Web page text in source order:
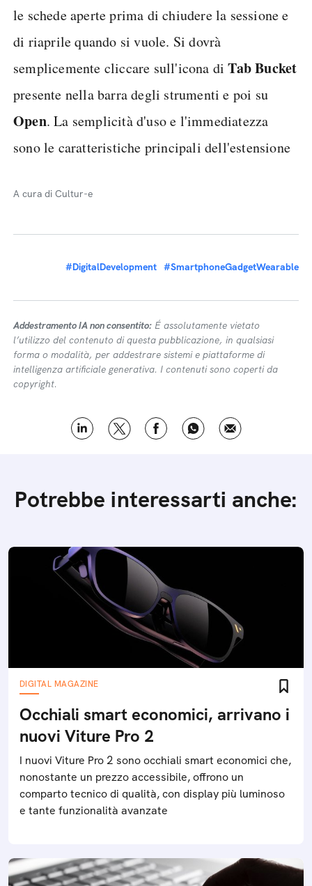
le schede aperte prima di chiudere la sessione e
di riaprile quando si vuole. Si dovrà
semplicemente cliccare sull'icona diTab Bucket
presente nella barra degli strumenti e poi su
Open. La semplicità d'uso e l'immediatezza
sono le caratteristiche principali dell'estensione
A cura di Cultur-e
#DigitalDevelopment #SmartphoneGadgetWearable
Addestramento IA non consentito: É assolutamente vietato
l’utilizzo del contenuto di questa pubblicazione, in qualsiasi
forma o modalità, per addestrare sistemi e piattaforme di
intelligenza artificiale generativa. I contenuti sono coperti da
copyright.
Potrebbe interessarti anche:
DIGITAL MAGAZINE
Occhiali smart economici, arrivano i
nuovi Viture Pro 2
I nuovi Viture Pro 2 sono occhiali smart economici che,
nonostante un prezzo accessibile, offrono un
comparto tecnico di qualità, con display più luminoso
e tante funzionalità avanzate